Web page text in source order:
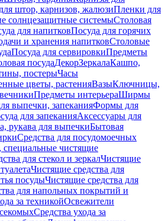
штор, карнизов, жалюзиПленки для
солнцезащитные системыСтоловая
для напитковПосуда для горячих
и хранения напитковСтоловые
Посуда для сервировкиПредметы
посудаДекорЗеркалаКашпо,
постерыЧасы
цветы, растенияВазыКлючницы,
Предметы интерьераШирмы
выпечки, запеканияФормы для
для запеканияАксессуары для
рукава для выпечкиБытовая
Средства для посудомоечных
специальные чистящие
для стекол и зеркалЧистящие
Чистящие средства для
посудыЧистящие средства для
для напольных покрытий и
за техникойОсвежители
Средства ухода за